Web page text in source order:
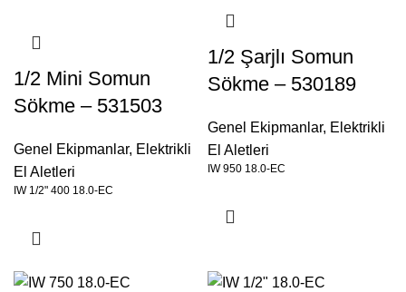
1/2 Mini Somun
Sökme – 531503
Genel Ekipmanlar, Elektrikli
El Aletleri
IW 1/2" 400 18.0-EC
1/2 Şarjlı Somun
Sökme – 530189
Genel Ekipmanlar, Elektrikli
El Aletleri
IW 950 18.0-EC